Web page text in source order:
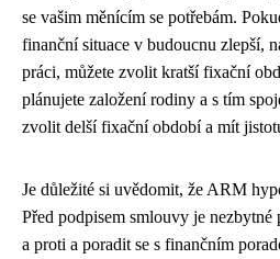
se vašim měnícím se potřebám.
finanční situace v budoucnu zlepší,
práci, můžete zvolit kratší fixační
plánujete založení rodiny a s tím
zvolit delší fixační období a mít
Je důležité si uvědomit, že ARM
Před podpisem smlouvy je nezbytné
a proti a poradit se s finančním